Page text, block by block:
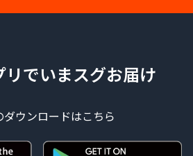
リでいまスグお届け
ダウンロードはこちら